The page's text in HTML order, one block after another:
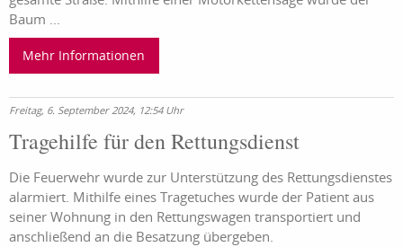
Baum ...
Mehr Informationen
Freitag, 6. September 2024, 12:54 Uhr
Tragehilfe für den Rettungsdienst
Die Feuerwehr wurde zur Unterstützung des Rettungsdienstes
alarmiert. Mithilfe eines Tragetuches wurde der Patient aus
seiner Wohnung in den Rettungswagen transportiert und
anschließend an die Besatzung übergeben.